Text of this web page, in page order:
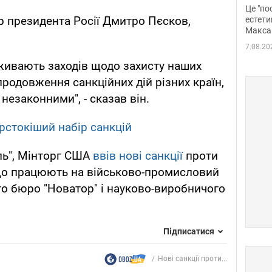
президента Росії Дмитро Пєсков,
заходів щодо захисту наших
санкційних дій різних країн,
- сказав він.
набір санкцій
Мінторг США ввів нові санкціїпроти
працюють на військово-промисловий
бюро "Новатор" і науково-виробничого
Підписатися
Нові санкції проти...
Фото
Це